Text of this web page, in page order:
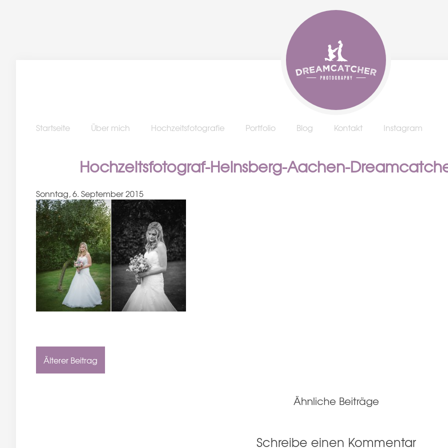
Startseite Über mich Hochzeitsfotografie Portfolio Blog Kontakt Instagram
Hochzeitsfotograf-Heinsberg-Aachen-
Sonntag, 6. September 2015
Älterer Beitrag
Ähnliche Beiträge
Schreibe einen Kommentar